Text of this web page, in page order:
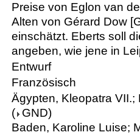
Preise von Eglon van
Alten von Gérard Dow
einschätzt. Eberts soll
angeben, wie jene in
Entwurf
Französisch
Ägypten, Kleopatra VII.;
( GND)
Baden, Karoline Luise;